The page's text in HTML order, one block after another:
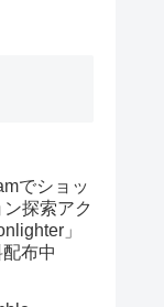
でショッ
探索アク
」
布中